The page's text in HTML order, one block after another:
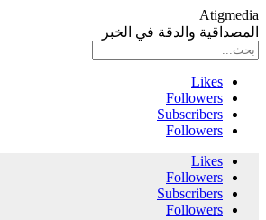
Atigmedia
المصداقية والدقة في الخبر
Likes
Followers
Subscribers
Followers
Likes
Followers
Subscribers
Followers